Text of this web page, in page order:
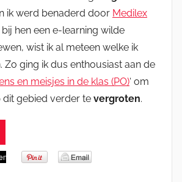
ik werd benaderd door Medilex
bij hen een e-learning wilde
wist ik al meteen welke ik
Zo ging ik dus enthousiast aan de
en meisjes in de klas (PO)‘ om
dit gebied verder te vergroten.